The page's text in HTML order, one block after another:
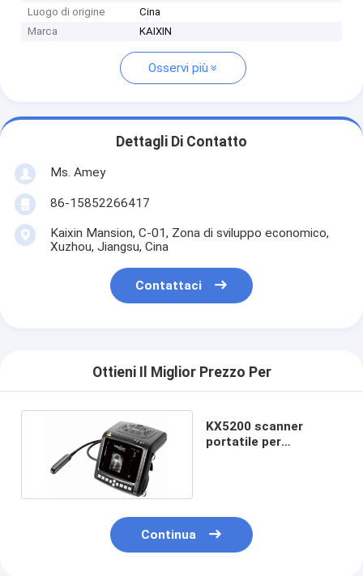
Luogo di origine
Cina
Marca
KAIXIN
Osservi più
Dettagli Di Contatto
Ms. Amey
86-15852266417
Kaixin Mansion, C-01, Zona di sviluppo economico,
Xuzhou, Jiangsu, Cina
Contattaci
Ottieni Il Miglior Prezzo Per
KX5200 scanner
portatile per
Continua